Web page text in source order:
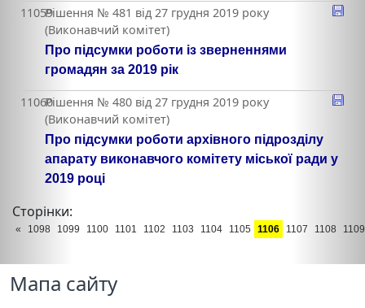
11059Рішення № 481 від 27 грудня 2019 року
(Виконавчий комітет)
Про підсумки роботи із зверненнями
громадян за 2019 рік
11060Рішення № 480 від 27 грудня 2019 року
(Виконавчий комітет)
Про підсумки роботи архівного підрозділу
апарату виконавчого комітету міської ради у
2019 році
Сторінки:
« 1098 1099 1100 1101 1102 1103 1104 1105 1106 1107 1108 1109
Мапа сайту